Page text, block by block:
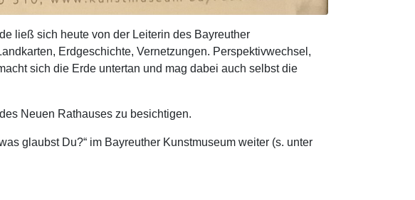
ließ sich heute von der Leiterin des Bayreuther
Erdgeschichte, Vernetzungen. Perspektivwechsel,
sich die Erde untertan und mag dabei auch selbst die
Neuen Rathauses zu besichtigen.
glaubst Du?“ im Bayreuther Kunstmuseum weiter (s. unter